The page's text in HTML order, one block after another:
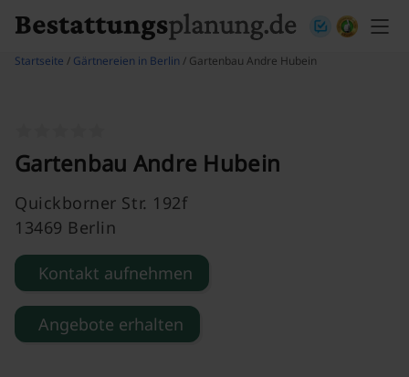
Startseite / Gärtnereien in Berlin / Gartenbau Andre Hubein
Gartenbau Andre Hubein
Quickborner Str. 192f
13469 Berlin
Kontakt aufnehmen
Angebote erhalten